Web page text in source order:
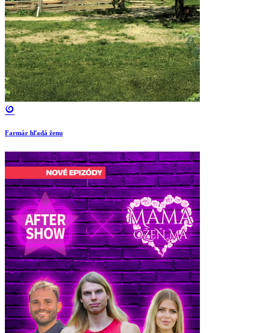
Farmár hľadá ženu